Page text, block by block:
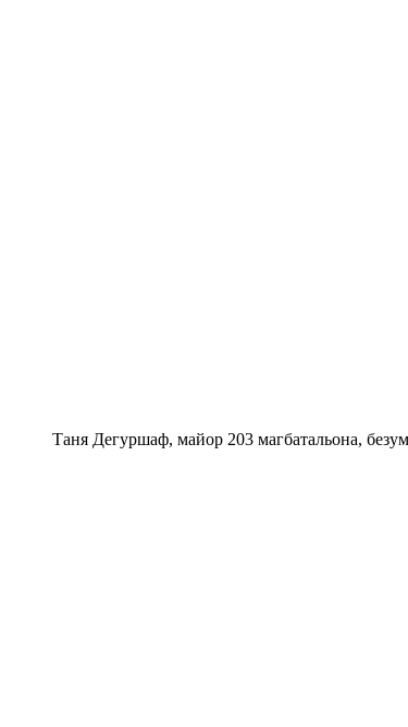
Таня Дегуршаф, майор 203 магбатальона,